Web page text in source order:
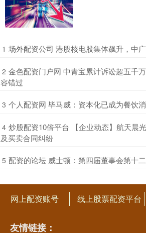
1 场外配资公司 港股核电股集体飙升，中
2 金色配资门户网 中青宝累计诉讼超五千
容错过
3 个人配资网 毕马威：资本化已成为餐饮
4 炒股配资10倍平台 【企业动态】航天晨
及买卖合同纠纷
5 配资的论坛 威士顿：第四届董事会第十
网上配资账号 线上股票配资平台
友情链接：